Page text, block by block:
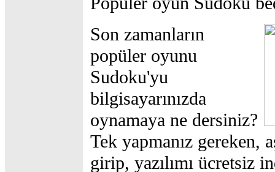
Son zamanların
popüler oyunu
Sudoku'yu
bilgisayarınızda
oynamaya ne dersiniz?
Tek yapmanız gereken,
girip, yazılımı ücretsiz